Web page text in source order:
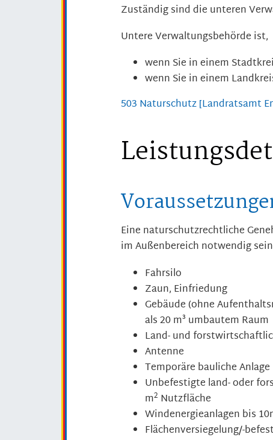
Zuständig sind die unteren
Untere Verwaltungsbehörde ist,
wenn Sie in einem
wenn Sie in einem
503 Naturschutz [Landratsamt
Eine naturschutzrechtliche
im Außenbereich notwendig
Fahrsilo
Zaun, Einfriedung
Gebäude (ohne
als 20 m³ umbautem Raum
Land- und
Antenne
Temporäre bauliche Anlage
Unbefestigte land- oder
m2 Nutzfläche
Windenergieanlagen bis
Flächenversiegelung/-